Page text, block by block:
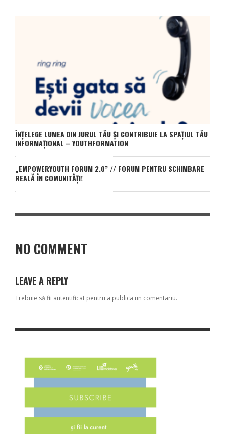
ÎNȚELEGE LUMEA DIN JURUL TĂU ȘI CONTRIBUIE LA SPAȚIUL TĂU
INFORMAȚIONAL – YOUTHFORMATION
„EMPOWERYOUTH FORUM 2.0” // FORUM PENTRU SCHIMBARE
REALĂ ÎN COMUNITĂȚI!
NO COMMENT
LEAVE A REPLY
Trebuie să fii autentificat pentru a publica un comentariu.